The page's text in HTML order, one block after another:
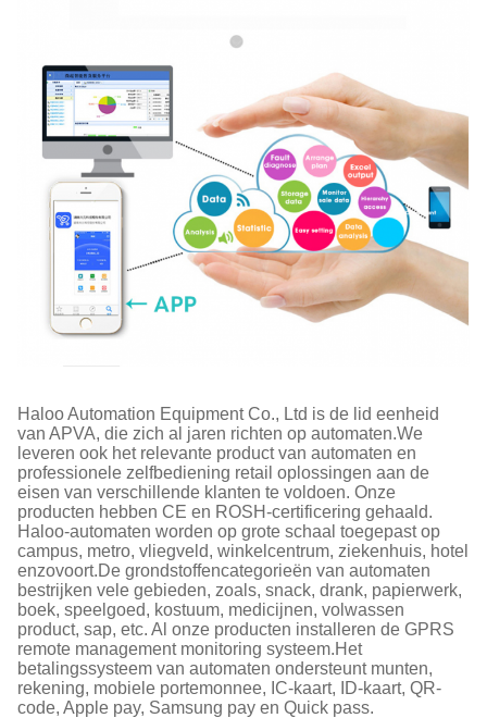
Haloo Automation Equipment Co., Ltd is de lid eenheid
van APVA, die zich al jaren richten op automaten.We
leveren ook het relevante product van automaten en
professionele zelfbediening retail oplossingen aan de
eisen van verschillende klanten te voldoen. Onze
producten hebben CE en ROSH-certificering gehaald.
Haloo-automaten worden op grote schaal toegepast op
campus, metro, vliegveld, winkelcentrum, ziekenhuis, hotel
enzovoort.De grondstoffencategorieën van automaten
bestrijken vele gebieden, zoals, snack, drank, papierwerk,
boek, speelgoed, kostuum, medicijnen, volwassen
product, sap, etc. Al onze producten installeren de GPRS
remote management monitoring systeem.Het
betalingssysteem van automaten ondersteunt munten,
rekening, mobiele portemonnee, IC-kaart, ID-kaart, QR-
code, Apple pay, Samsung pay en Quick pass.